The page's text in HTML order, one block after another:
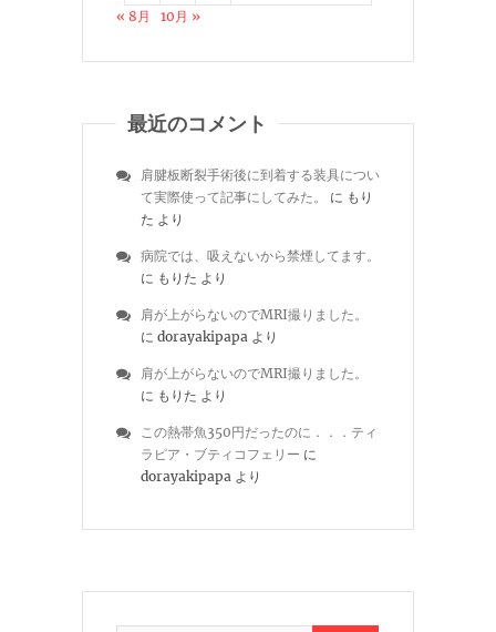
« 8月
10月 »
最近のコメント
肩腱板断裂手術後に到着する装具につい
て実際使って記事にしてみた。
に もり
た より
病院では、吸えないから禁煙してます。
に もりた より
肩が上がらないのでMRI撮りました。
に dorayakipapa より
肩が上がらないのでMRI撮りました。
に もりた より
この熱帯魚350円だったのに．．．ティ
ラピア・ブティコフェリー に
dorayakipapa より